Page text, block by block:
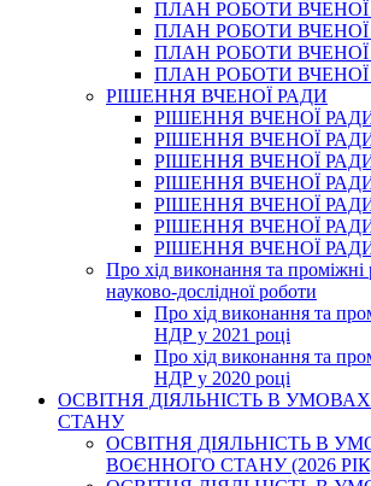
ПЛАН РОБОТИ ВЧЕНОЇ
ПЛАН РОБОТИ ВЧЕНОЇ
ПЛАН РОБОТИ ВЧЕНОЇ
ПЛАН РОБОТИ ВЧЕНОЇ
РІШЕННЯ ВЧЕНОЇ РАДИ
РІШЕННЯ ВЧЕНОЇ РАДИ
РІШЕННЯ ВЧЕНОЇ РАДИ
РІШЕННЯ ВЧЕНОЇ РАДИ
РІШЕННЯ ВЧЕНОЇ РАДИ
РІШЕННЯ ВЧЕНОЇ РАДИ
РІШЕННЯ ВЧЕНОЇ РАДИ
РІШЕННЯ ВЧЕНОЇ РАДИ
Про хід виконання та проміжні
науково-дослідної роботи
Про хід виконання та
НДР у 2021 році
Про хід виконання та
НДР у 2020 році
ОСВІТНЯ ДІЯЛЬНІСТЬ В
СТАНУ
ОСВІТНЯ ДІЯЛЬНІСТЬ В
ВОЄННОГО СТАНУ (2026